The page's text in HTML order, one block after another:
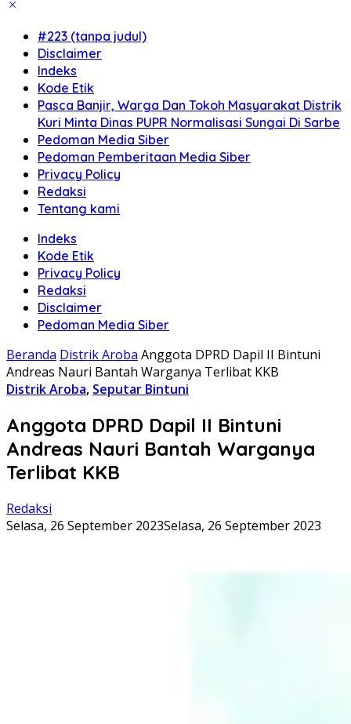
#223 (tanpa judul)
Disclaimer
Indeks
Kode Etik
Pasca Banjir, Warga Dan Tokoh Masyarakat Distrik
Kuri Minta Dinas PUPR Normalisasi Sungai Di Sarbe
Pedoman Media Siber
Pedoman Pemberitaan Media Siber
Privacy Policy
Redaksi
Tentang kami
Indeks
Kode Etik
Privacy Policy
Redaksi
Disclaimer
Pedoman Media Siber
Beranda Distrik Aroba Anggota DPRD Dapil II Bintuni
Andreas Nauri Bantah Warganya Terlibat KKB
Distrik Aroba, Seputar Bintuni
Anggota DPRD Dapil II Bintuni
Andreas Nauri Bantah Warganya
Terlibat KKB
Redaksi
Selasa, 26 September 2023Selasa, 26 September 2023